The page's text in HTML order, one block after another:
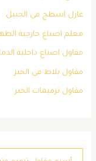
عازل اسطح في الجبيل
معلم اصباغ خارجية
مقاول اصباغ داخلية
مقاول بلاط في الخبر
مقاول ترميمات الخبر